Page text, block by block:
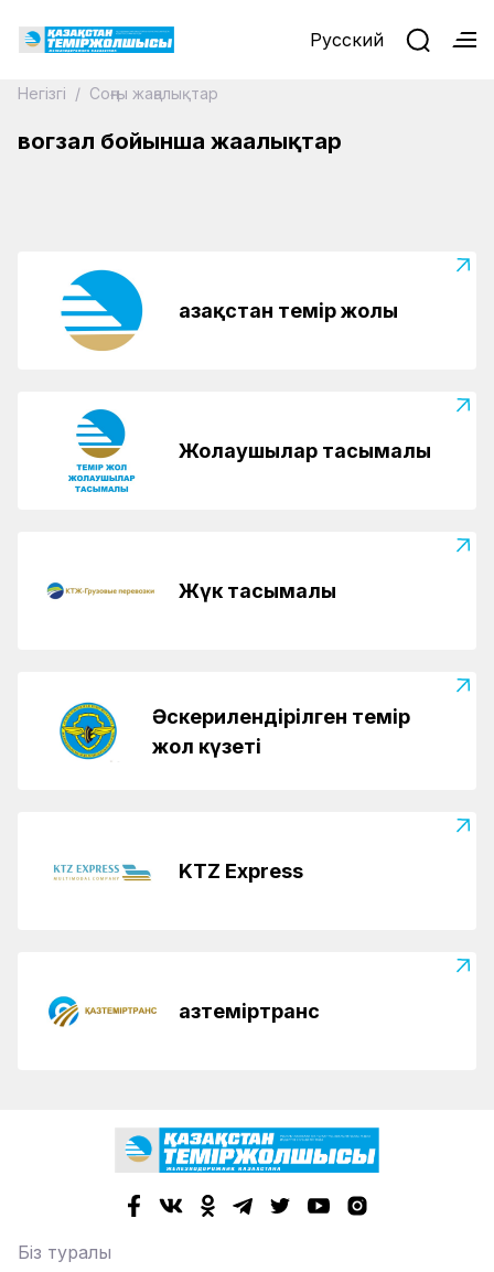
Русский
Негізгі / Соңғы жаңалықтар
вогзал бойынша жаңалықтар
Ескі вагондарды кәдеге жаратты
Қазақстан темір жолы
Жолаушылар тасымалы
Жүк тасымалы
Әскерилендірілген темір
жол күзеті
KTZ Express
Қазтеміртранс
Біз туралы